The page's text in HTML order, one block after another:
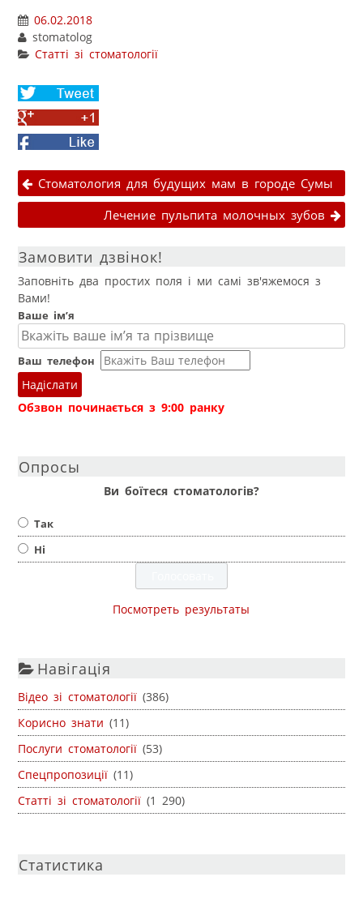
06.02.2018
stomatolog
Статті зі стоматології
Share
on
Twitter
Share
on
Google+
Facebook
Навігація публікаціями
Стоматология для будущих мам в городе Сумы
Лечение пульпита молочных зубов
Замовити дзвінок!
Заповніть два простих поля і ми самі зв'яжемося з
Вами!
Ваше ім’я
Ваш телефон
Надіслати
Обзвон починається з 9:00 ранку
Опросы
Ви боїтеся стоматологів?
Так
Ні
Посмотреть результаты
Навігація
Відео зі стоматології (386)
Корисно знати (11)
Послуги стоматології (53)
Спецпропозиції (11)
Статті зі стоматології (1 290)
Статистика